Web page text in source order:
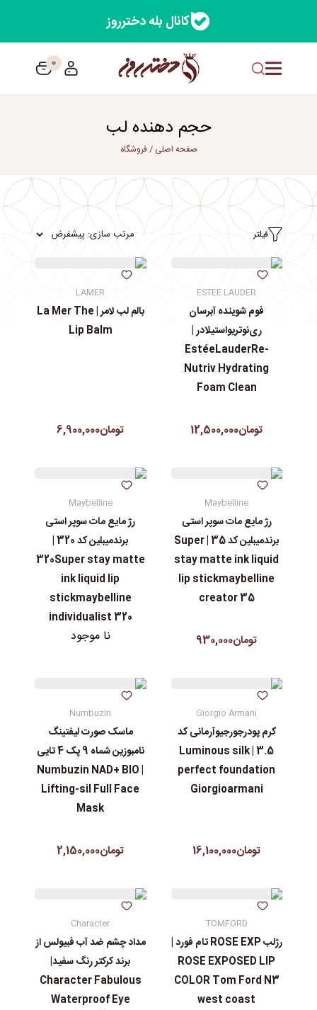
کانال بله دخترروز
0
حجم دهنده لب
صفحه اصلی /فروشگاه
فیلتر
ESTEE LAUDER
فوم شوینده آبرسان
ری‌نوتریواستیلادر |
EstéeLauderRe-
Nutriv Hydrating
Foam Clean
تومان12,500,000
LAMER
بالم لب لامر | La Mer The
Lip Balm
تومان6,900,000
Maybelline
رژ مایع مات سوپر استی‌
برندمیبلین کد 35 | Super
stay matte ink liquid
lip stickmaybelline
creator 35
تومان930,000
Maybelline
رژ مایع مات سوپر استی‌
برندمیبلین کد 320 |
320Super stay matte
ink liquid lip
stickmaybelline
individualist 320
نا موجود
Giorgio Armani
کرم پودرجورجیوآرمانی کد
3.5 | Luminous silk
perfect foundation
Giorgioarmani
تومان16,100,000
Numbuzin
ماسک صورت لیفتینگ
نامبوزین شماه 9 پک 4 تایی
| Numbuzin NAD+ BIO
Lifting-sil Full Face
Mask
تومان2,150,000
TOMFORD
رژلب ROSE EXP تام فورد |
ROSE EXPOSED LIP
COLOR Tom Ford N3
west coast
Character
مداد چشم ضد آب فبیولس از
برند کرکتر رنگ سفید|
Character Fabulous
Waterproof Eye